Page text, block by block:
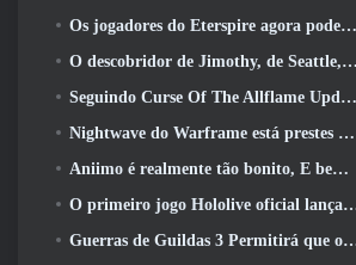
Os jogadores do Eterspire agora podem viajar um pouco no tempo… como um deleite
O descobridor de Jimothy, de Seattle, tem ligações com a ArenaNet, Então é claro que eles estão adicionando isso ao Guild Wars 2
Seguindo Curse Of The Allflame Update Path Of Exile anuncia várias mudanças com base no feedback
Nightwave do Warframe está prestes a retornar de uma forma chocante
Aniimo é realmente tão bonito, E bem tranquilo
O primeiro jogo Hololive oficial lançado esta semana
Guerras de Guildas 3 Permitirá que os jogadores experimentem o mundo de Tyria antes que os Elder Dragons acordem